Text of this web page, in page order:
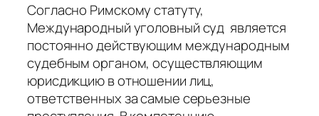
Согласно Римскому статуту,
Международный уголовный суд является
постоянно действующим международным
судебным органом, осуществляющим
юрисдикцию в отношении лиц,
ответственных за самые серьезные